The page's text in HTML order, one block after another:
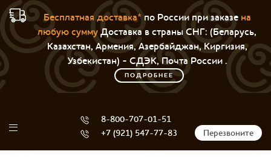
Бесплатная доставка*по России при заказе на
любую суммуДоставка в страны СНГ: (Беларусь,
Казахстан, Армения, Азербайджан, Киргизия,
Узбекистан) - СДЭК, Почта России .
ПОДРОБНЕЕ
8-800-707-01-51
+7 (921) 547-77-83
Перезвоните